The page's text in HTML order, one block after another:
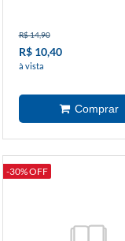
R$ 14,90
R$ 10,40
à vista
-30% OFF